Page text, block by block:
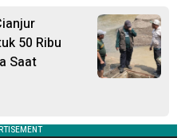
50 Ribu
Saat